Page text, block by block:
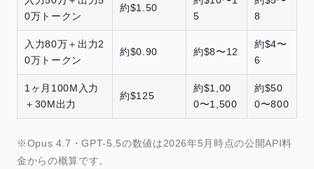
0万トークン
約$1.50
5
8
入力80万＋出力2
0万トークン
約$0.90 約$8〜12
約$4〜
6
1ヶ月100M入力
＋30M出力
約$125
約$1,00
0〜1,500
約$50
0〜800
※Opus 4.7・GPT-5.5の数値は2026年5月時点の公開API料
金からの概算です。